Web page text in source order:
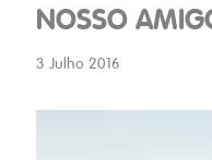
NOSSO
3 Julho 2016